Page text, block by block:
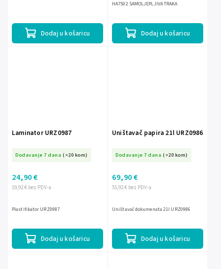
Dodaj u košaricu Dodaj u košaricu
HA7502 SAMOLJEPLJIVA TRAKA
Laminator URZ0987
Dodavanje 7 dana (>20 kom)
19,92 € bez PDV-a
24,90 €
Dodaj u košaricu
Plastifikator URZ0987
Uništavač papira 21l URZ0986
Dodavanje 7 dana (>20 kom)
55,92 € bez PDV-a
69,90 €
Dodaj u košaricu
Uništavač dokumenata 21l URZ0986